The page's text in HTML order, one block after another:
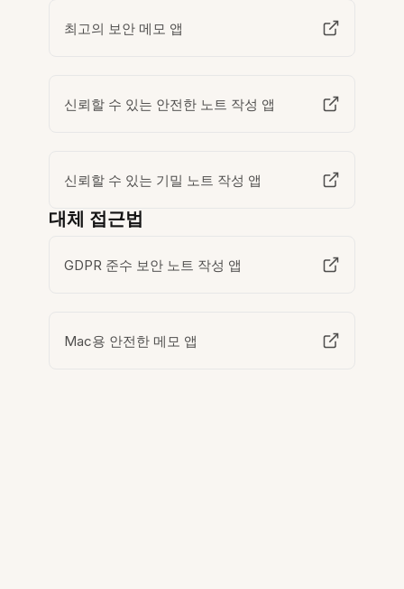
최고의 보안 메모 앱
신뢰할 수 있는 안전한 노트 작성 앱
신뢰할 수 있는 기밀 노트 작성 앱
대체 접근법
GDPR 준수 보안 노트 작성 앱
Mac용 안전한 메모 앱